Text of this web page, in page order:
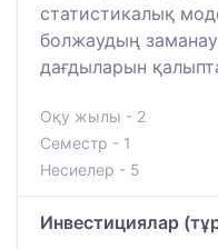
статистикалық
болжаудың
дағдыларын
Оқу жылы - 2
Семестр - 1
Несиелер - 5
Инвестициялар